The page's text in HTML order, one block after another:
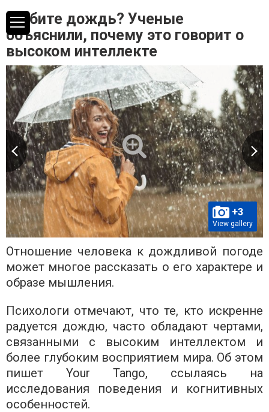
Любите дождь? Ученые
объяснили, почему это говорит о
высоком интеллекте
+3
View gallery
Отношение человека к дождливой погоде
может многое рассказать о его характере и
образе мышления.
Психологи отмечают, что те, кто искренне
радуется дождю, часто обладают чертами,
связанными с высоким интеллектом и
более глубоким восприятием мира. Об этом
пишет Your Tango, ссылаясь на
исследования поведения и когнитивных
особенностей.